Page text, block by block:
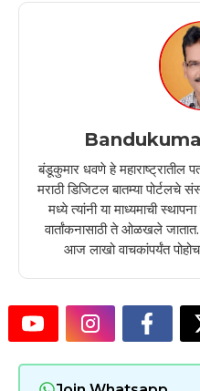
बंडूकुमार धवणे हे महाराष्ट्रातील
मराठी डिजिटल बातम्या
मध्ये त्यांनी या माध्यमाची
वार्तांकनासाठी ते ओळखले
आज लाखो वाचकांपर्यंत